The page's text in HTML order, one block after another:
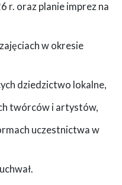
r. oraz planie imprez na
w okresie
dziedzictwo lokalne,
twórców i artystów,
uczestnictwa w